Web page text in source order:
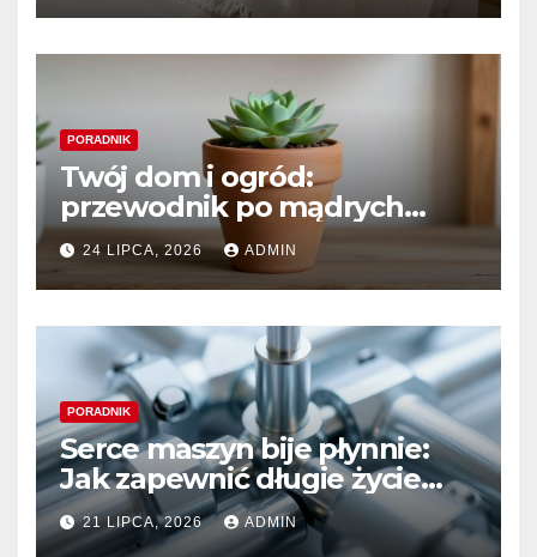
PORADNIK
Twój dom i ogród:
przewodnik po mądrych
wyborach i trwałym pięknie
24 LIPCA, 2026 ADMIN
PORADNIK
Serce maszyn bije płynnie:
Jak zapewnić długie życie
systemom hydraulicznym
Sauer Danfoss
21 LIPCA, 2026 ADMIN